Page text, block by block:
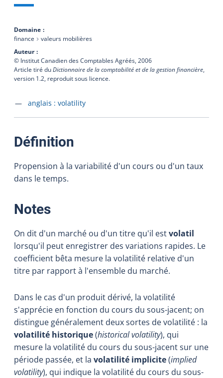
Domaine
finance
valeurs mobilières
Auteur
© Institut Canadien des Comptables Agréés, 2006
Article tiré duDictionnaire de la comptabilité et de la gestion financière,
version 1.2, reproduit sous licence.
Accéder à la fiche en
anglais : volatility
Définition
Propension à la variabilité d'un cours ou d'un taux
dans le temps.
Notes:
On dit d'un marché ou d'un titre qu'il estvolatil
lorsqu'il peut enregistrer des variations rapides. Le
coefficient bêta mesure la volatilité relative d'un
titre par rapport à l'ensemble du marché.
Dans le cas d'un produit dérivé, la volatilité
s'apprécie en fonction du cours du sous-jacent; on
distingue généralement deux sortes de volatilité : la
volatilité historique(historical volatility), qui
mesure la volatilité du cours du sous-jacent sur une
période passée, et la volatilité implicite(implied
volatility), qui indique la volatilité du cours du sous-